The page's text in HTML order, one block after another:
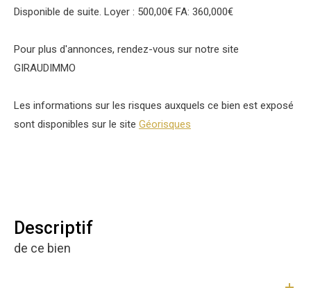
Disponible de suite. Loyer : 500,00€ FA: 360,000€
Pour plus d'annonces, rendez-vous sur notre site
GIRAUDIMMO
Les informations sur les risques auxquels ce bien est exposé
sont disponibles sur le site Géorisques
descriptif
de ce bien